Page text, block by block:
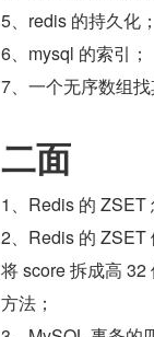
5、redis 的持久化；
6、mysql 的索引；
7、一个无序数组
二面
1、Redis 的 ZSET
2、Redis 的 ZSET
将 score 拆成高
方法；